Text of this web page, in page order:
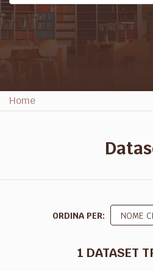
Home
ORDINA PER
1 DATASET